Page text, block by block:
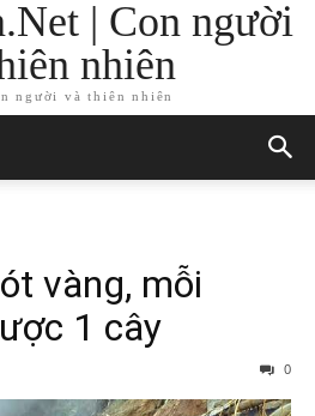
| Con người
nhiên
người và thiên nhiên
vàng, mỗi
1 cây
0